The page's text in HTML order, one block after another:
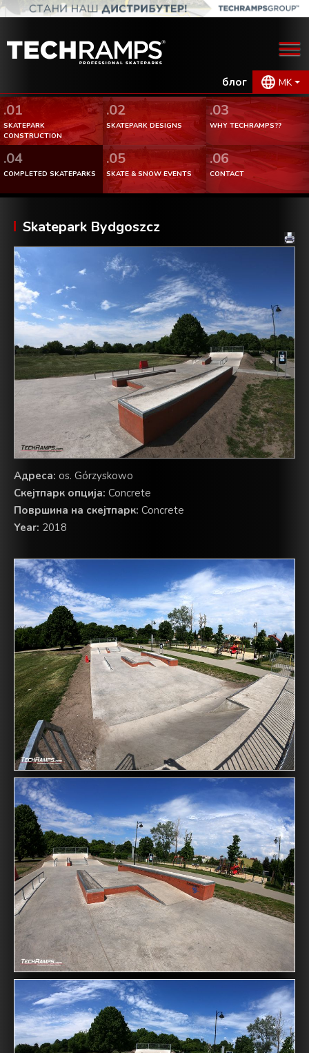
блог MK
.01
SKATEPARK
CONSTRUCTION
.02
SKATEPARK DESIGNS
.03
WHY TECHRAMPS??
.04
COMPLETED SKATEPARKS
.05
SKATE & SNOW EVENTS
.06
CONTACT
Skatepark Bydgoszcz
Адреса: os. Górzyskowo
Скејтпарк опција: Concrete
Површина на скејтпарк: Concrete
Year: 2018